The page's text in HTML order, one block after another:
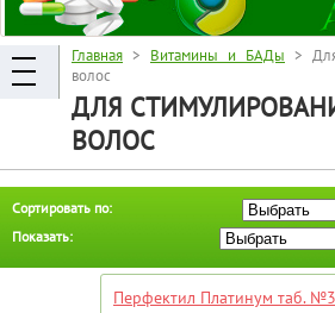
Главная > Витамины и БАДы >
волос
ДЛЯ
ВОЛОС
Сортировать по:
Показать:
Перфектил Платинум таб.